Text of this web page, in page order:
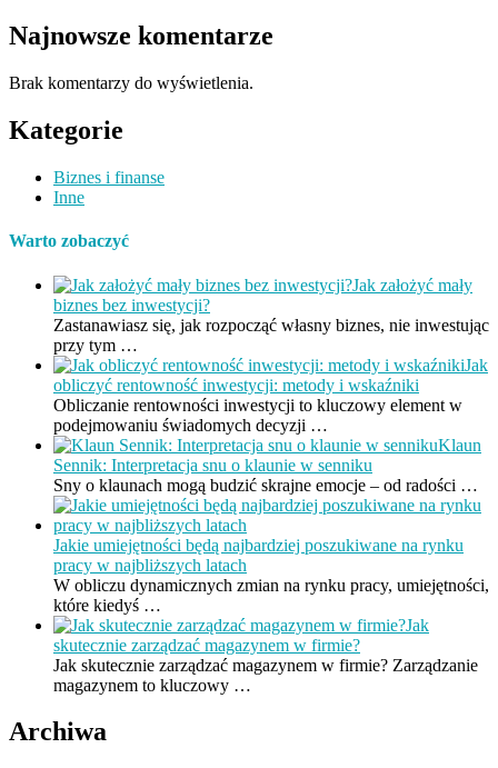
Najnowsze komentarze
Brak komentarzy do wyświetlenia.
Kategorie
Biznes i finanse
Inne
Warto zobaczyć
Jak założyć mały
biznes bez inwestycji?
Zastanawiasz się, jak rozpocząć własny biznes, nie inwestując
przy tym …
Jak
obliczyć rentowność inwestycji: metody i wskaźniki
Obliczanie rentowności inwestycji to kluczowy element w
podejmowaniu świadomych decyzji …
Klaun
Sennik: Interpretacja snu o klaunie w senniku
Sny o klaunach mogą budzić skrajne emocje – od radości …
Jakie umiejętności będą najbardziej poszukiwane na rynku
pracy w najbliższych latach
W obliczu dynamicznych zmian na rynku pracy, umiejętności,
które kiedyś …
Jak
skutecznie zarządzać magazynem w firmie?
Jak skutecznie zarządzać magazynem w firmie? Zarządzanie
magazynem to kluczowy …
Archiwa